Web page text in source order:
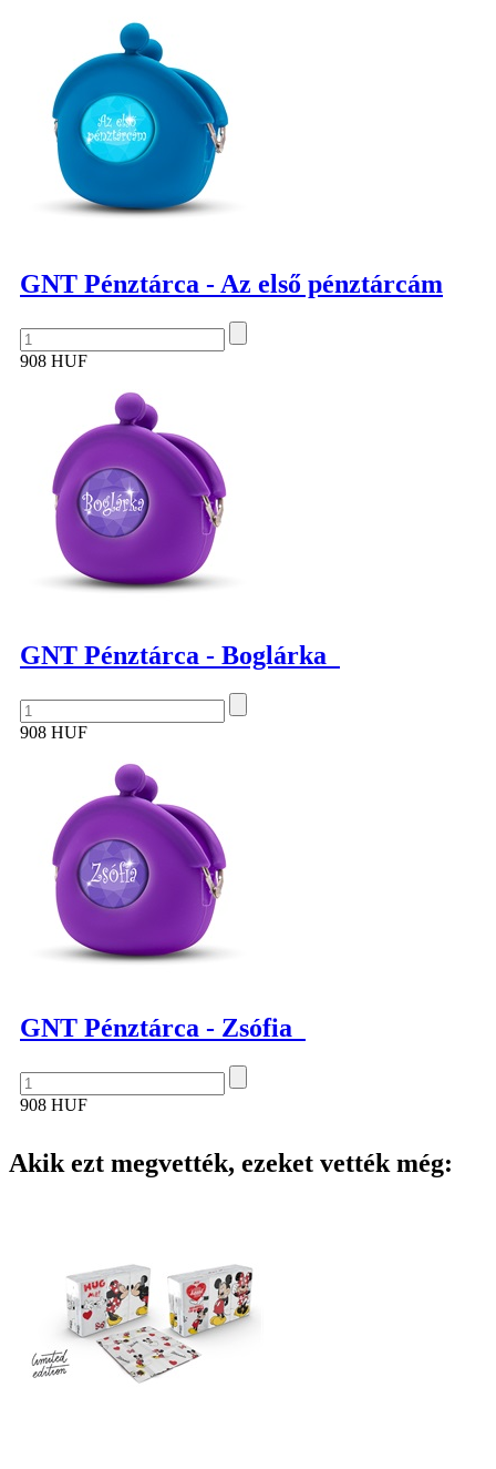
GNT Pénztárca - Az első pénztárcám
908 HUF
GNT Pénztárca - Boglárka
908 HUF
GNT Pénztárca - Zsófia
908 HUF
Akik ezt megvették, ezeket vették még: